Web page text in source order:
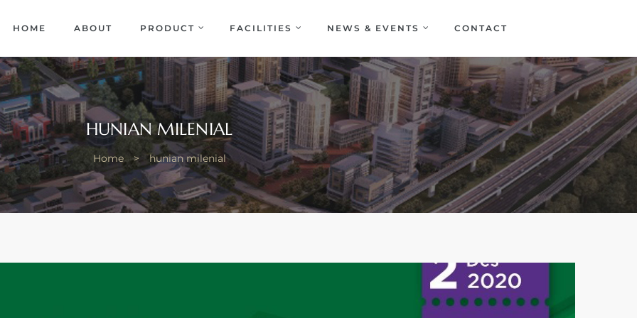
HOME ABOUT PRODUCT FACILITIES NEWS & EVENTS CONTACT
HUNIAN MILENIAL
Home > hunian milenial